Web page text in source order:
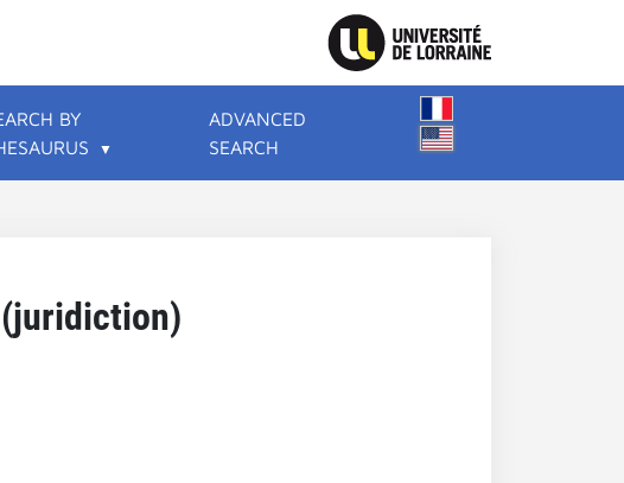
BY
ADVANCED
SEARCH
(juridiction)